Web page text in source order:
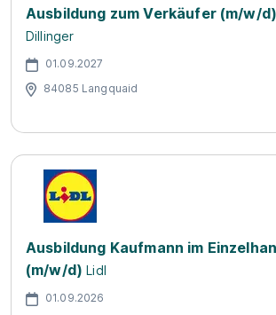
Ausbildung zum Verkäufer (m/w/d)
Dillinger
01.09.2027
84085 Langquaid
Ausbildung Kaufmann im
(m/w/d) Lidl
01.09.2026